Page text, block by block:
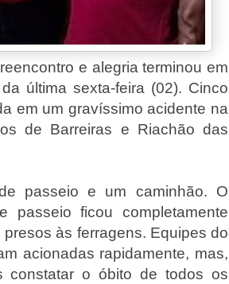
e alegria terminou em
última sexta-feira (02). Cinco
em um gravíssimo acidente na
de Barreiras e Riachão das
passeio e um caminhão. O
ficou completamente
às ferragens. Equipes do
acionadas rapidamente, mas,
constatar o óbito de todos os